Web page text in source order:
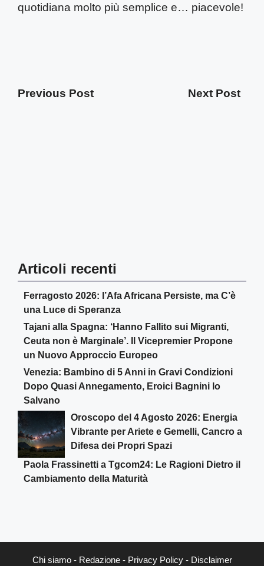
quotidiana molto più semplice e… piacevole!
Previous Post Next Post
Articoli recenti
Ferragosto 2026: l’Afa Africana Persiste, ma C’è
una Luce di Speranza
Tajani alla Spagna: ‘Hanno Fallito sui Migranti,
Ceuta non è Marginale’. Il Vicepremier Propone
un Nuovo Approccio Europeo
Venezia: Bambino di 5 Anni in Gravi Condizioni
Dopo Quasi Annegamento, Eroici Bagnini lo
Salvano
Oroscopo del 4 Agosto 2026: Energia
Vibrante per Ariete e Gemelli, Cancro a
Difesa dei Propri Spazi
Paola Frassinetti a Tgcom24: Le Ragioni Dietro il
Cambiamento della Maturità
Chi siamo- Redazione- Privacy Policy- Disclaimer